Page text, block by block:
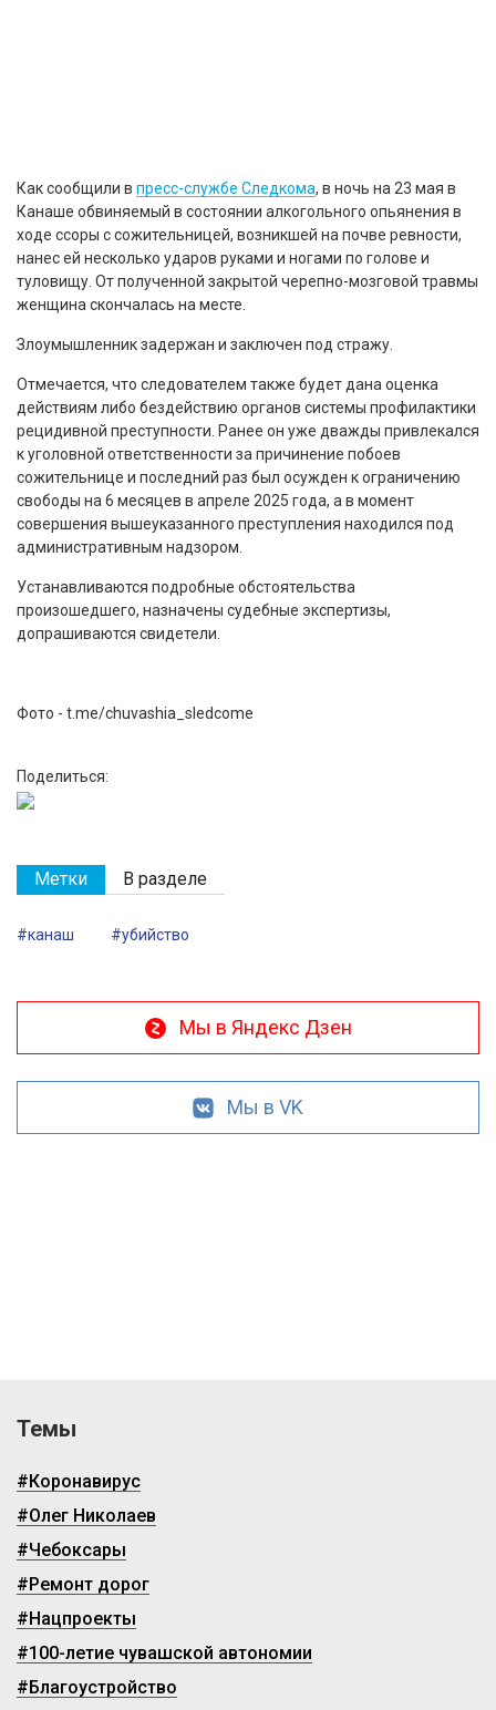
Как сообщили в пресс-службе Следкома, в ночь на 23 мая в
Канаше обвиняемый в состоянии алкогольного опьянения в
ходе ссоры с сожительницей, возникшей на почве ревности,
нанес ей несколько ударов руками и ногами по голове и
туловищу. От полученной закрытой черепно-мозговой травмы
женщина скончалась на месте.
Злоумышленник задержан и заключен под стражу.
Отмечается, что следователем также будет дана оценка
действиям либо бездействию органов системы профилактики
рецидивной преступности. Ранее он уже дважды привлекался
к уголовной ответственности за причинение побоев
сожительнице и последний раз был осужден к ограничению
свободы на 6 месяцев в апреле 2025 года, а в момент
совершения вышеуказанного преступления находился под
административным надзором.
Устанавливаются подробные обстоятельства
произошедшего, назначены судебные экспертизы,
допрашиваются свидетели.
Фото - t.me/chuvashia_sledcome
Поделиться:
Метки В разделе
#канаш #убийство
Мы в Яндекс Дзен
Мы в VK
Темы
#Коронавирус
#Олег Николаев
#Чебоксары
#Ремонт дорог
#Нацпроекты
#100-летие чувашской автономии
#Благоустройство